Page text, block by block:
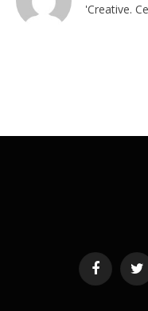
'Creative.
Facebook